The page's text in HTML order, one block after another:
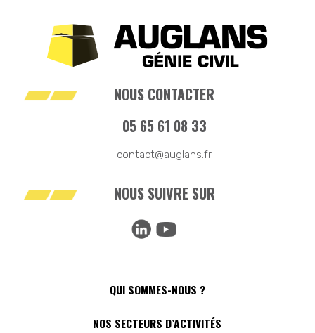
NOUS CONTACTER
05 65 61 08 33
contact@auglans.fr
NOUS SUIVRE SUR
QUI SOMMES-NOUS ?
NOS SECTEURS D’ACTIVITÉS